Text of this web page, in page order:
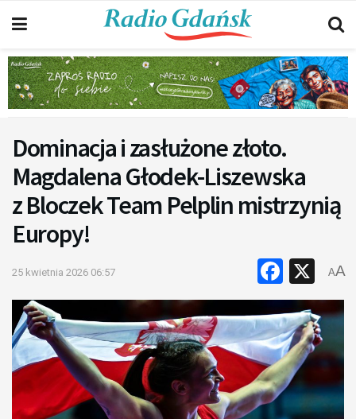
Dominacja i zasłużone złoto.
Magdalena Głodek-Liszewska
z Bloczek Team Pelplin mistrzynią
Europy!
25 kwietnia 2026 06:57 X
AA